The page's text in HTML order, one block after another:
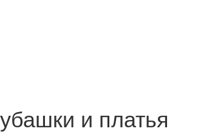
и платья